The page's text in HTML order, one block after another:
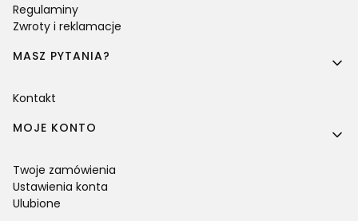
Regulaminy
Zwroty i reklamacje
MASZ PYTANIA?
Kontakt
MOJE KONTO
Twoje zamówienia
Ustawienia konta
Ulubione